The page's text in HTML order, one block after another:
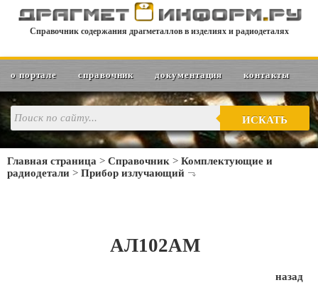
Справочник содержания драгметаллов в изделиях и радиодеталях
о портале справочник документация контакты
ИСКАТЬ
Главная страница > Справочник > Комплектующие и
радиодетали > Прибор излучающий
АЛ102АМ
назад